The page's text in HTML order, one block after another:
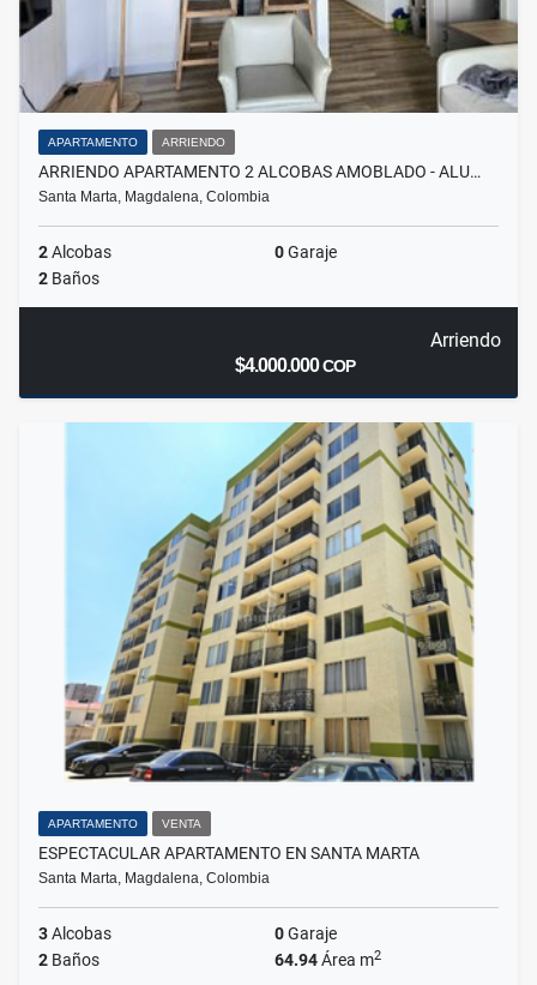
APARTAMENTO ARRIENDO
ARRIENDO APARTAMENTO 2 ALCOBAS AMOBLADO - ALU…
Santa Marta, Magdalena, Colombia
2Alcobas 0Garaje
2 Baños
Arriendo
$4.000.000COP
APARTAMENTO VENTA
ESPECTACULAR APARTAMENTO EN SANTA MARTA
Santa Marta, Magdalena, Colombia
3Alcobas 0Garaje
2 Baños 64.94Área m2